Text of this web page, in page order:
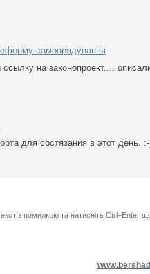
самоврядування
на законопроект....
для состязания в этот день.
з помилкою та натисніть Ctrl+Enter